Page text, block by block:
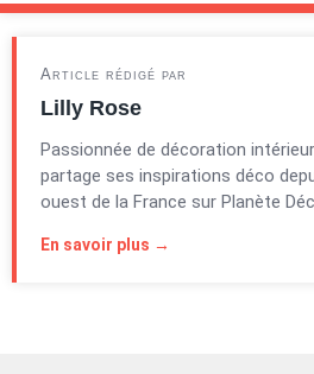
Article rédigé par
Lilly Rose
Passionnée de décoration
partage ses inspirations déco
ouest de la France sur Planète
En savoir plus →